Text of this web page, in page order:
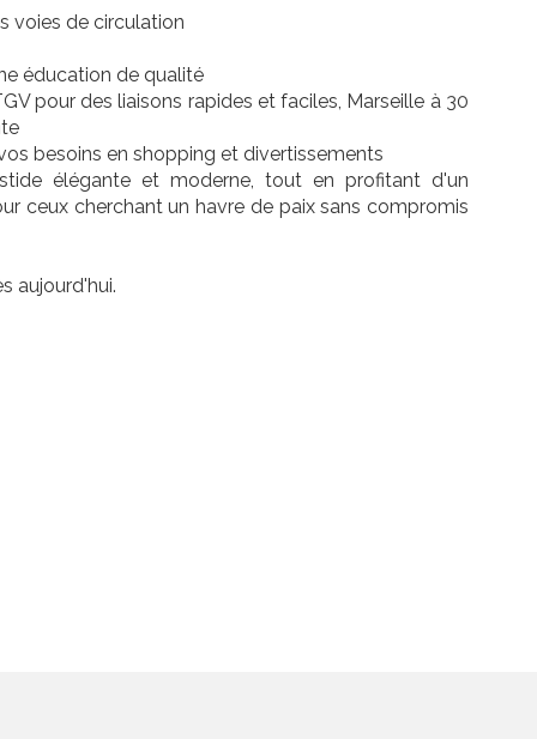
voies de circulation
éducation de qualité
pour des liaisons rapides et faciles, Marseille à 30
besoins en shopping et divertissements
élégante et moderne, tout en profitant d'un
ceux cherchant un havre de paix sans compromis
aujourd'hui.